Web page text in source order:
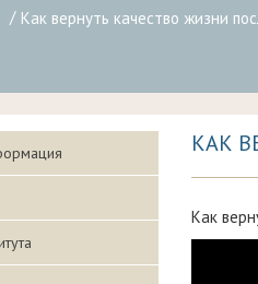
Как вернуть качество жизни
КАК
Как